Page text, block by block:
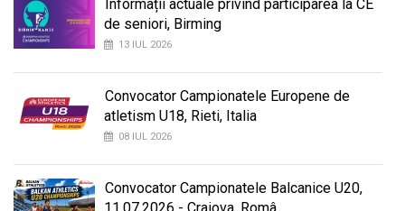
Informații actuale privind participarea la CE
de seniori, Birming
13 IUL 2026
Convocator Campionatele Europene de
atletism U18, Rieti, Italia
08 IUL 2026
Convocator Campionatele Balcanice U20,